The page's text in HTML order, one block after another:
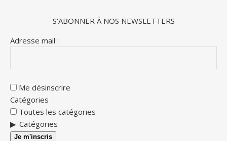
- S'ABONNER À NOS NEWSLETTERS -
Adresse mail :
Me désinscrire
Catégories
Toutes les catégories
Catégories
Je m'inscris